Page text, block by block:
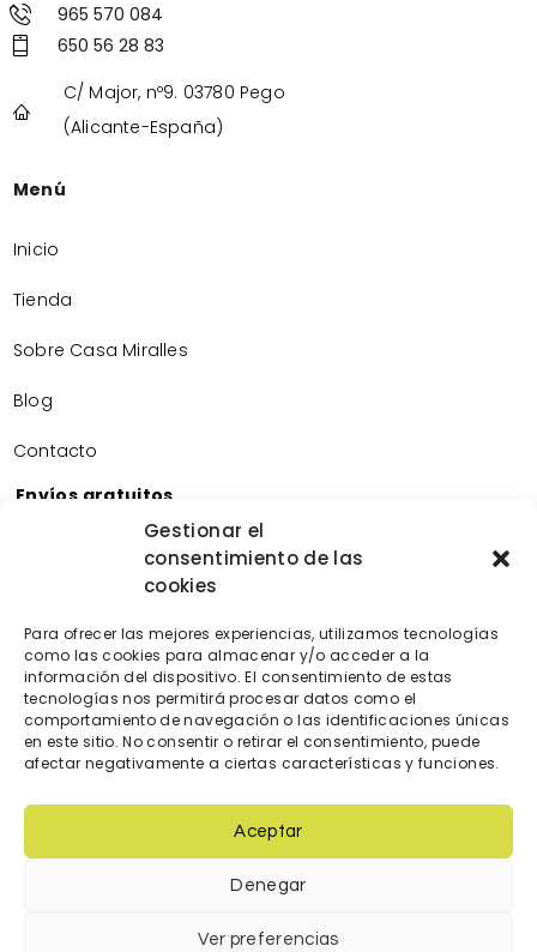
Gestionar el
consentimiento de las
cookies
Para ofrecer las mejores experiencias, utilizamos tecnologías
como las cookies para almacenar y/o acceder a la
información del dispositivo. El consentimiento de estas
tecnologías nos permitirá procesar datos como el
comportamiento de navegación o las identificaciones únicas
en este sitio. No consentir o retirar el consentimiento, puede
afectar negativamente a ciertas características y funciones.
Aceptar
Denegar
Ver preferencias
965 570 084
650 56 28 83
C/ Major, nº9. 03780 Pego
(Alicante-España)
Menú
Inicio
Tienda
Sobre Casa Miralles
Blog
Contacto
Envíos gratuitos
Envíos gratuitos por la compra de más de 60€.
Devoluciones gratuitas
Devoluciones gratuitas en nuestra tienda física.
Pago seguro
Tarjeta de crédito/débito.
Transferencia bancaria.
Bizum.
© 2023 Diseñada y creada porlocatec.es